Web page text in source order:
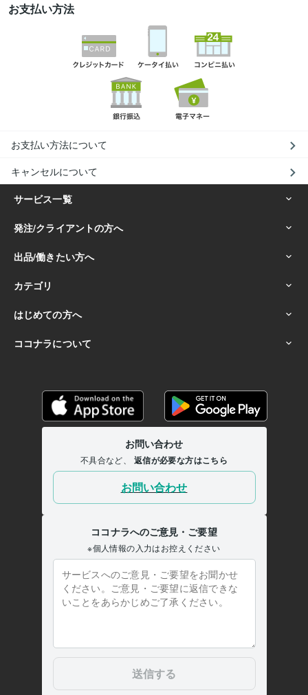
お支払い方法
お支払い方法について
キャンセルについて